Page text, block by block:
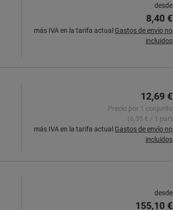
desde
8,40 €
más IVA en la tarifa actual Gastos de envío no
incluidos
12,69 €
Precio por 1 conjunto
(6,35 € / 1 par)
más IVA en la tarifa actual Gastos de envío no
incluidos
desde
155,10 €